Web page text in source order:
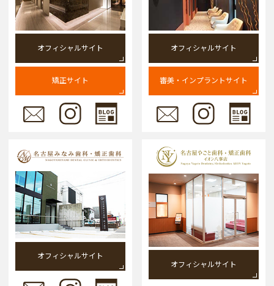
オフィシャルサイト
矯正サイト
オフィシャルサイト
審美・インプラントサイト
オフィシャルサイト
オフィシャルサイト